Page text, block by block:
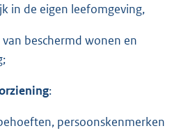
in de eigen leefomgeving,
beschermd wonen en
:
persoonskenmerken